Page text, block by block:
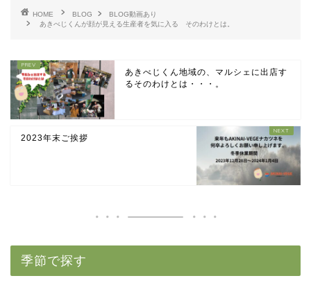
HOME BLOG
BLOG動画あり
あきべじくんが顔が見える生産者を気に入る そのわけとは。
あきべじくん地域の、マルシェに出店す
るそのわけとは・・・。
2023年末ご挨拶
季節で探す